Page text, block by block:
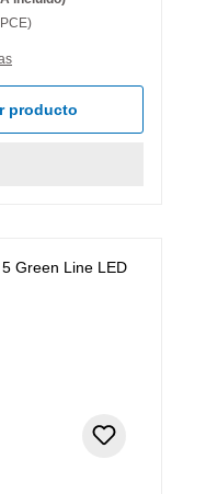
producto